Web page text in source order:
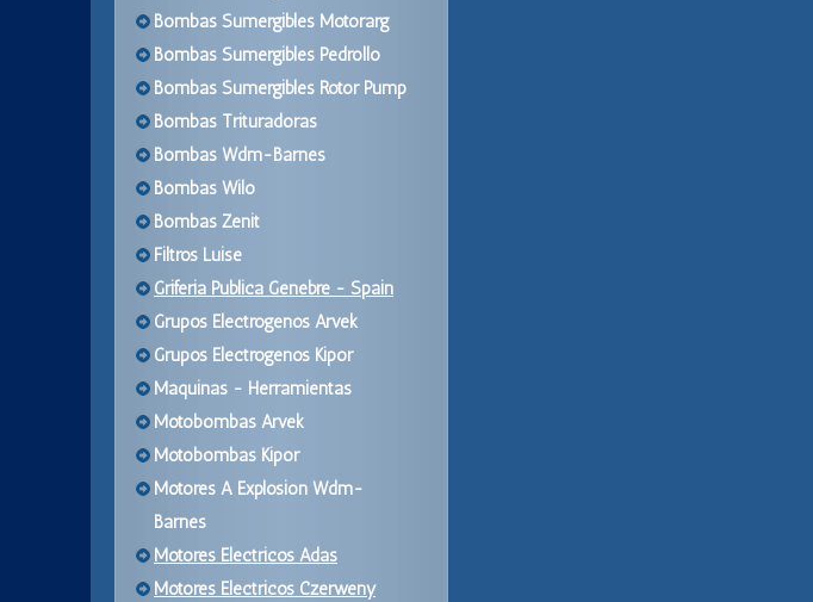
Bombas Sumergibles Motorarg
Bombas Sumergibles Pedrollo
Bombas Sumergibles Rotor Pump
Bombas Trituradoras
Bombas Wdm-Barnes
Bombas Wilo
Bombas Zenit
Filtros Luise
Griferia Publica Genebre - Spain
Grupos Electrogenos Arvek
Grupos Electrogenos Kipor
Maquinas - Herramientas
Motobombas Arvek
Motobombas Kipor
Motores A Explosion Wdm-
Barnes
Motores Electricos Adas
Motores Electricos Czerweny